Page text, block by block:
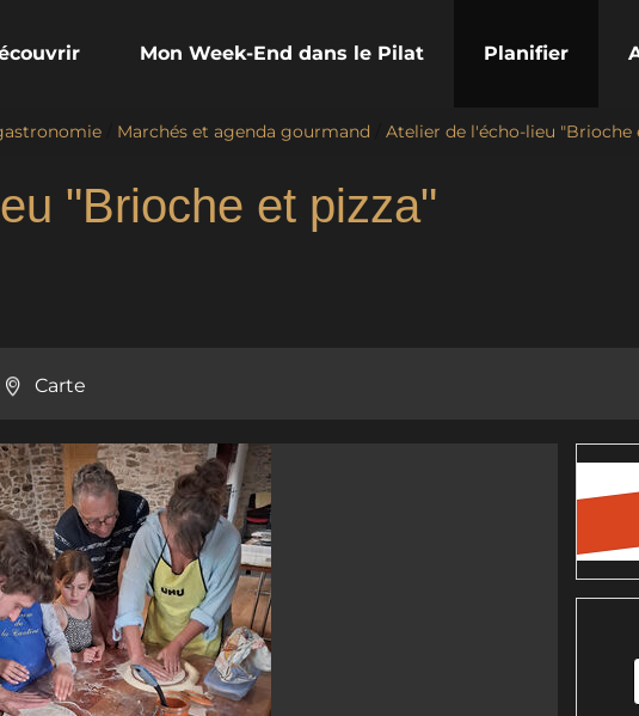
Mon Week-End dans le Pilat Planifier
Marchés et agenda gourmand Atelier de l'écho-lieu "Brioche
"Brioche et pizza"
Carte